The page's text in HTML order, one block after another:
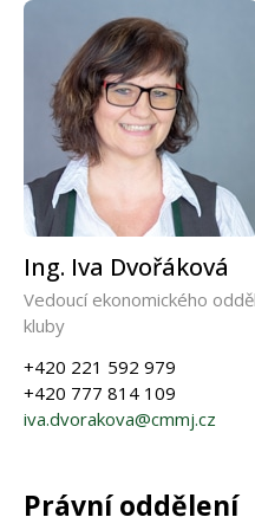
Ing. Iva Dvořáková
Vedoucí ekonomického
kluby
+420 221 592 979
+420 777 814 109
iva.dvorakova@cmmj.cz
Právní oddělení